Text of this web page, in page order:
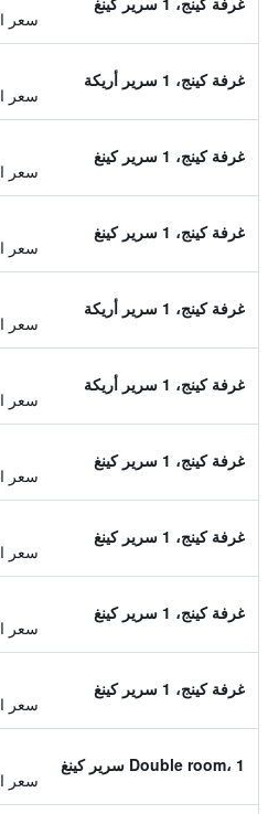
سعر
غرفة كينج، 1 سرير أريكة
سعر
غرفة كينج، 1 سرير كينغ
سعر
غرفة كينج، 1 سرير كينغ
سعر
غرفة كينج، 1 سرير أريكة
سعر
غرفة كينج، 1 سرير أريكة
سعر
غرفة كينج، 1 سرير كينغ
سعر
غرفة كينج، 1 سرير كينغ
سعر
غرفة كينج، 1 سرير كينغ
سعر
غرفة كينج، 1 سرير كينغ
سعر
Double room، 1 سرير كينغ
سعر